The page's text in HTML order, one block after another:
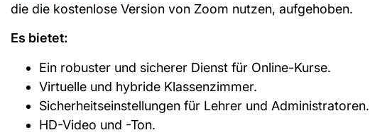
die die kostenlose Version von Zoom nutzen, aufgehoben.
Es bietet:
Ein robuster und sicherer Dienst für Online-Kurse.
Virtuelle und hybride Klassenzimmer.
Sicherheitseinstellungen für Lehrer und Administratoren.
HD-Video und -Ton.